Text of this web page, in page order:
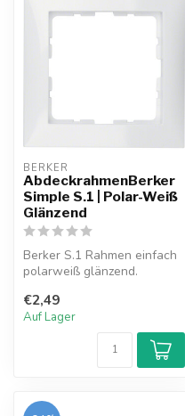
BERKER
AbdeckrahmenBerker
Simple S.1 | Polar-Weiß
Glänzend
Berker S.1 Rahmen einfach
polarweiß glänzend.
€2,49
Auf Lager